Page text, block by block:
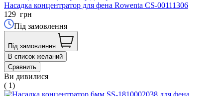
Насадка концентратор для фена Rowenta CS-00111306
129 грн
Під замовлення
Під замовлення
В список желаний
Сравнить
Ви дивилися
( 1)